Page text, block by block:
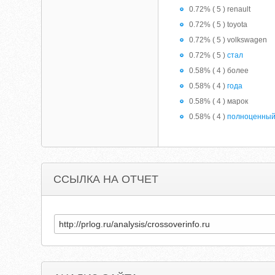
0.72% ( 5 ) renault
0.72% ( 5 ) toyota
0.72% ( 5 ) volkswagen
0.72% ( 5 )стал
0.58% ( 4 ) более
0.58% ( 4 )года
0.58% ( 4 ) марок
0.58% ( 4 )
ССЫЛКА НА ОТЧЕТ